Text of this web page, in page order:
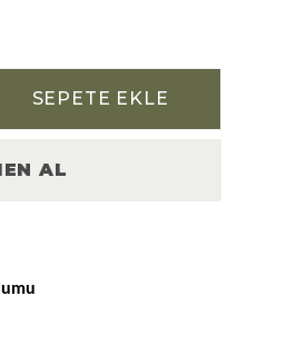
SEPETE EKLE
AL